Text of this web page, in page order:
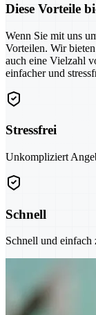
Diese Vorteile
Wenn Sie mit uns
Vorteilen. Wir
auch eine Vielzahl
einfacher und
Stressfrei
Unkompliziert
Schnell
Schnell und einfach